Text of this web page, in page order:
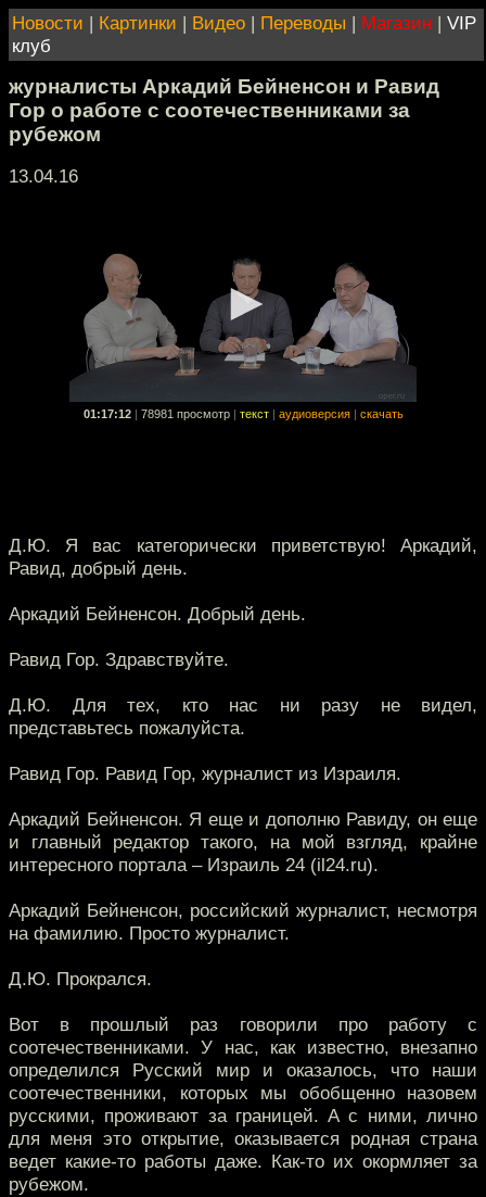
Новости | Картинки | Видео | Переводы | Магазин | VIP
клуб
журналисты Аркадий Бейненсон и Равид
Гор о работе с соотечественниками за
рубежом
13.04.16
01:17:12 78981 просмотр текст аудиоверсия скачать
Д.Ю. Я вас категорически приветствую! Аркадий,
Равид, добрый день.
Аркадий Бейненсон. Добрый день.
Равид Гор. Здравствуйте.
Д.Ю. Для тех, кто нас ни разу не видел,
представьтесь пожалуйста.
Равид Гор. Равид Гор, журналист из Израиля.
Аркадий Бейненсон. Я еще и дополню Равиду, он еще
и главный редактор такого, на мой взгляд, крайне
интересного портала – Израиль 24 (il24.ru).
Аркадий Бейненсон, российский журналист, несмотря
на фамилию. Просто журналист.
Д.Ю. Прокрался.
Вот в прошлый раз говорили про работу с
соотечественниками. У нас, как известно, внезапно
определился Русский мир и оказалось, что наши
соотечественники, которых мы обобщенно назовем
русскими, проживают за границей. А с ними, лично
для меня это открытие, оказывается родная страна
ведет какие-то работы даже. Как-то их окормляет за
рубежом.